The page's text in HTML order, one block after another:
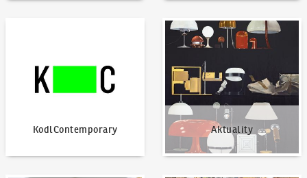
KodlContemporary Aktuality
Aktuality